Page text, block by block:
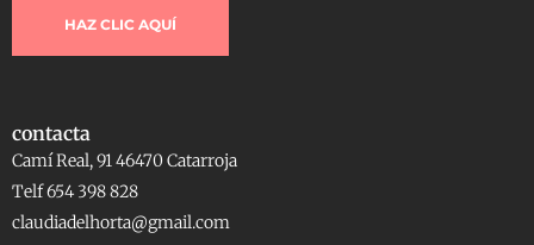
HAZ CLIC AQUÍ
contacta
Camí Real, 91 46470 Catarroja
Telf 654 398 828
claudiadelhorta@gmail.com